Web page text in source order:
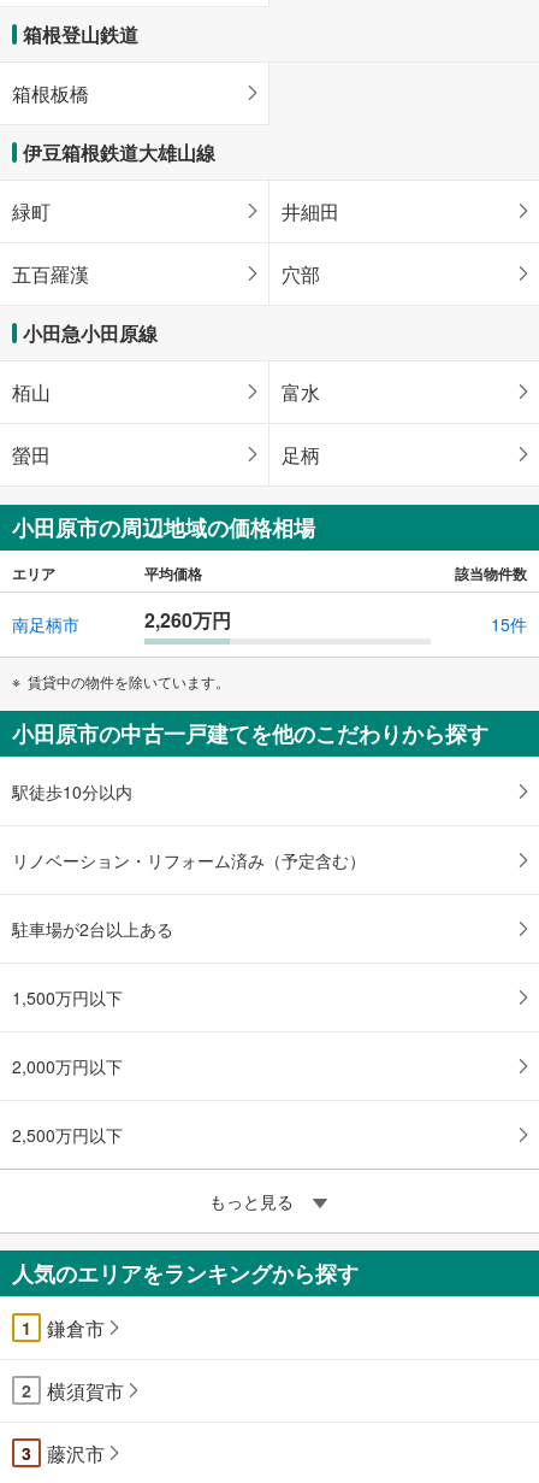
箱根登山鉄道
箱根板橋
伊豆箱根鉄道大雄山線
緑町 井細田
五百羅漢 穴部
小田急小田原線
栢山 富水
螢田 足柄
小田原市の周辺地域の価格相場
エリア 平均価格 該当物件数
南足柄市 2,260万円 15件
賃貸中の物件を除いています。
小田原市の中古一戸建てを他のこだわりから探す
駅徒歩10分以内
リノベーション・リフォーム済み（予定含む）
駐車場が2台以上ある
1,500万円以下
2,000万円以下
2,500万円以下
もっと見る
人気のエリアをランキングから探す
1 鎌倉市
2 横須賀市
3 藤沢市